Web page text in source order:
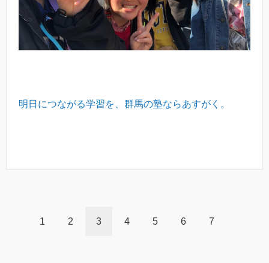
明日につながる学習を、群馬の塾ならあすがく。
1 2 3 4 5 6 7